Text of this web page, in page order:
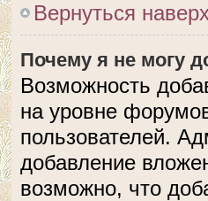
Вернуться
Почему я не могу
Возможность
на уровне
пользователей.
добавление
возможно, что